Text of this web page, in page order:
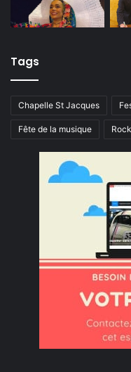
Tags
Chapelle St Jacques
Fête de la musique